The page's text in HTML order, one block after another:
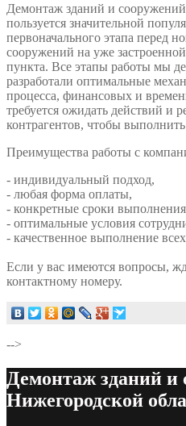
Демонтаж зданий и сооружений
пользуется значительной
первоначального этапа перед
сооружений на уже
пункта. Все этапы работы мы
разработали оптимальные
процесса, финансовых и
требуется ожидать действий и
контрагентов, чтобы
Преимущества работы с
- индивидуальный подход,
- любая форма оплаты,
- конкретные сроки выполнения
- оптимальные условия
- качественное выполнение
Если у вас имеются вопросы,
контактному номеру.
-->
Демонтаж зданий и
Нижегородской